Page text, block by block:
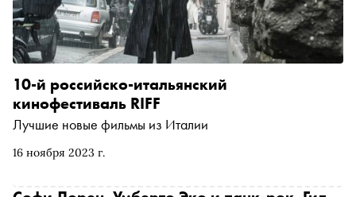
16 ноября 2023 г.
10-й российско-итальянский
кинофестиваль RIFF
Лучшие новые фильмы из Италии